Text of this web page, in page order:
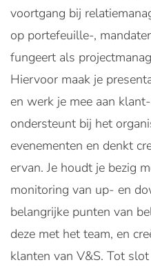
voortgang bij
op portefeuille-,
fungeert als
Hiervoor maak je
en werk je mee aan
ondersteunt bij het
evenementen en denkt
ervan. Je houdt je bezig
monitoring van up- en
belangrijke punten van
deze met het team, en
klanten van V&S. Tot